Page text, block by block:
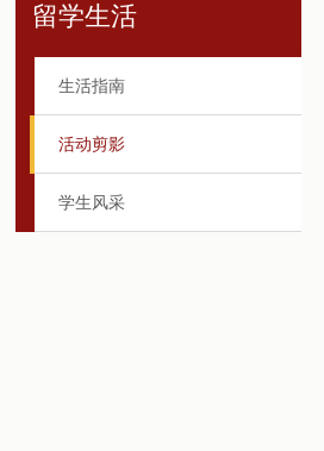
留学生活
生活指南
活动剪影
学生风采